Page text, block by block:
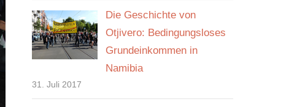
Die Geschichte von
Otjivero: Bedingungsloses
Grundeinkommen in
Namibia
31. Juli 2017